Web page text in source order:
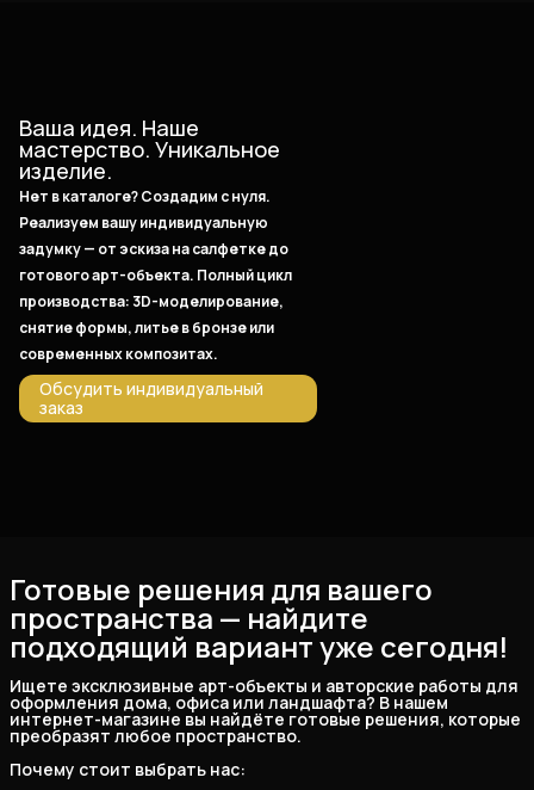
Ваша идея. Наше
мастерство. Уникальное
изделие.
Нет в каталоге? Создадим с нуля.
Реализуем вашу индивидуальную
задумку — от эскиза на салфетке до
готового арт-объекта. Полный цикл
производства: 3D-моделирование,
снятие формы, литье в бронзе или
современных композитах.
Обсудить индивидуальный
заказ
Готовые решения для вашего
пространства — найдите
подходящий вариант уже сегодня!
Ищете эксклюзивные арт-объекты и авторские работы для
оформления дома, офиса или ландшафта? В нашем
интернет-магазине вы найдёте готовые решения, которые
преобразят любое пространство.
Почему стоит выбрать нас: